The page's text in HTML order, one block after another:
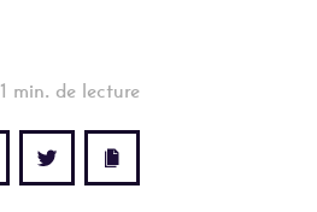
1 min. de lecture